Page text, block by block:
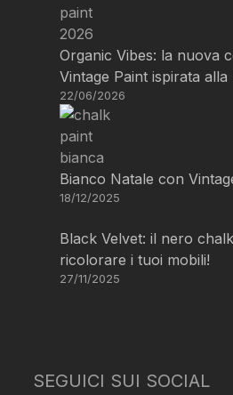
Organic Vibes: la nuova
Vintage Paint ispirata alla
22/06/2026
Bianco Natale con
18/12/2025
Black Velvet: il nero
ricolorare i tuoi mobili!
27/11/2025
SEGUICI SUI SOCIAL